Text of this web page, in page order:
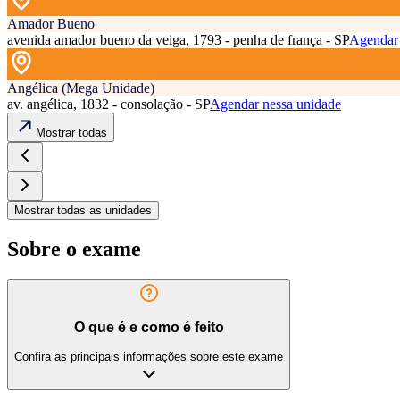
Amador Bueno
avenida amador bueno da veiga, 1793 - penha de frança - SPAgendar
Angélica (Mega Unidade)
av. angélica, 1832 - consolação - SPAgendar nessa unidade
Mostrar todas
Mostrar todas as unidades
Sobre o exame
O que é e como é feito
Confira as principais informações sobre este exame